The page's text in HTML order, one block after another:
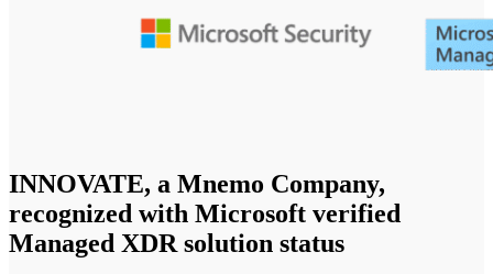
INNOVATE, a Mnemo Company,
recognized with Microsoft verified
Managed XDR solution status